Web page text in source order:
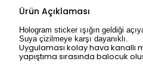
Ürün Açıklaması
Hologram sticker ışığın geldiği
Suya çizilmeye karşı dayanıklı.
Uygulaması kolay hava kanallı
yapıştıma sırasında balocuk